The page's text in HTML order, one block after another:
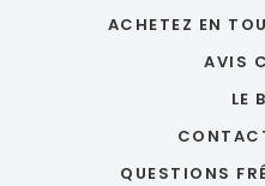
ACHETEZ EN
AVIS
LE
QUESTIONS